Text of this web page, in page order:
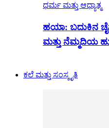
ಧರ್ಮ ಮತ್ತು ಆಧ್ಯಾತ್ಮ
ಹಯಾ: ಬದುಕಿನ
ಮತ್ತು ನೆಮ್ಮದಿಯ
ಕಲೆ ಮತ್ತು ಸಂಸ್ಕೃತಿ